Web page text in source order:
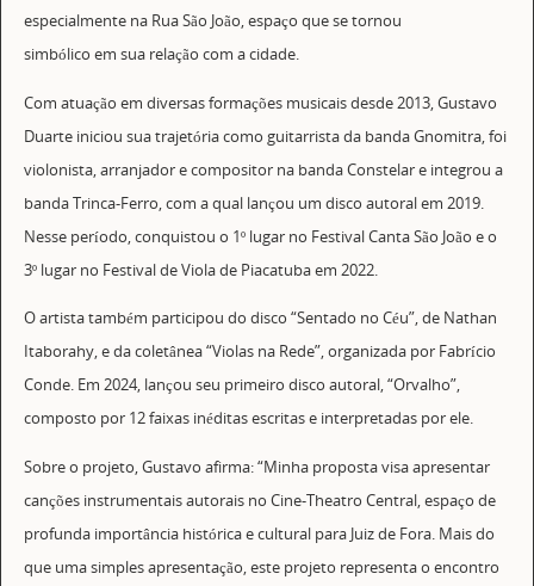
especialmente na Rua São João, espaço que se tornou
simbólico em sua relação com a cidade.
Com atuação em diversas formações musicais desde 2013, Gustavo
Duarte iniciou sua trajetória como guitarrista da banda Gnomitra, foi
violonista, arranjador e compositor na banda Constelar e integrou a
banda Trinca-Ferro, com a qual lançou um disco autoral em 2019.
Nesse período, conquistou o 1º lugar no Festival Canta São João e o
3º lugar no Festival de Viola de Piacatuba em 2022.
O artista também participou do disco “Sentado no Céu”, de Nathan
Itaborahy, e da coletânea “Violas na Rede”, organizada por Fabrício
Conde. Em 2024, lançou seu primeiro disco autoral, “Orvalho”,
composto por 12 faixas inéditas escritas e interpretadas por ele.
Sobre o projeto, Gustavo afirma: “Minha proposta visa apresentar
canções instrumentais autorais no Cine-Theatro Central, espaço de
profunda importância histórica e cultural para Juiz de Fora. Mais do
que uma simples apresentação, este projeto representa o encontro